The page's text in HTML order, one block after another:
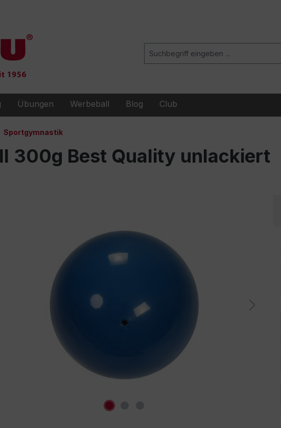
Übungen Werbeball Blog Club
Sportgymnastik
300g Best Quality unlackiert